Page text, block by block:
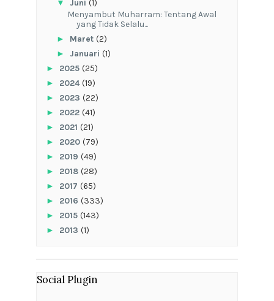
▼ Juni (1)
Menyambut Muharram: Tentang Awal
yang Tidak Selalu...
► Maret (2)
► Januari (1)
► 2025 (25)
► 2024(19)
► 2023 (22)
► 2022 (41)
► 2021 (21)
► 2020 (79)
► 2019 (49)
► 2018 (28)
► 2017 (65)
► 2016 (333)
► 2015 (143)
► 2013 (1)
Social Plugin